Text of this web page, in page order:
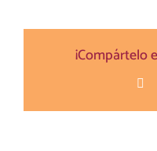
¡Compártelo